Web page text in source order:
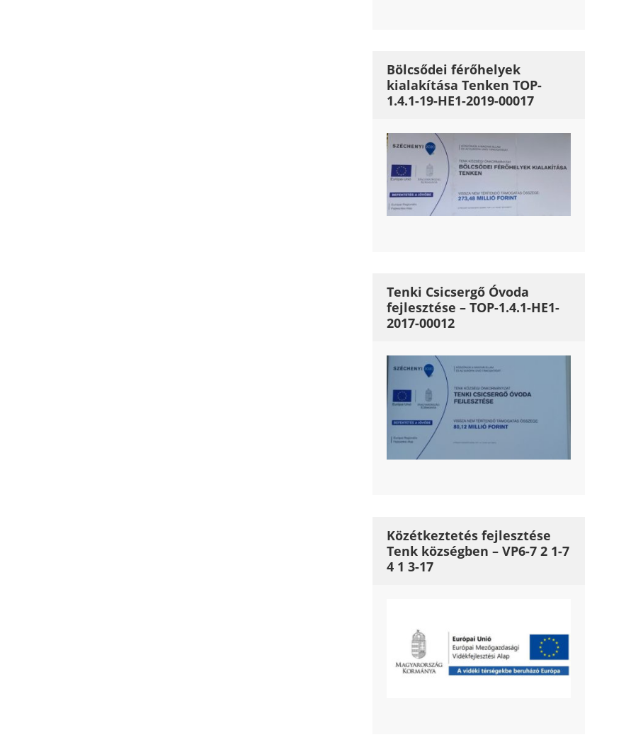
Bölcsődei férőhelyek
kialakítása Tenken TOP-
1.4.1-19-HE1-2019-00017
Tenki Csicsergő Óvoda
fejlesztése – TOP-1.4.1-HE1-
2017-00012
Közétkeztetés fejlesztése
Tenk községben – VP6-7 2 1-7
4 1 3-17